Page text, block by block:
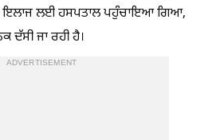
ਲਈ ਹਸਪਤਾਲ ਪਹੁੰਚਾਇਆ ਗਿਆ,
ਦੱਸੀ ਜਾ ਰਹੀ ਹੈ।
ADVERTISEMENT